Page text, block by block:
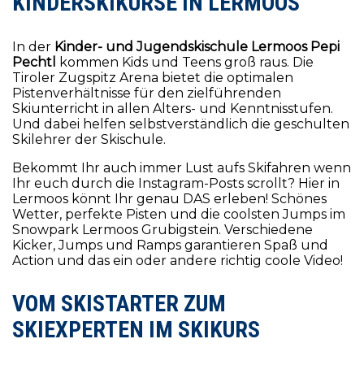
Hauptbüro Kirchplatz 3 in A-6631 Lermoos Dezember -
Montag – Freitag 08:30 - 10:30
Samstag & Sonntag 08:30-11:30|15:30-17:30
Wir freuen uns auf eine coole Zeit mit Dir!
Stay tuned onFacebook undInstagram!
Auf Wintersehen
mail@skischule-lermoos.tirol
+43 5673 2840
Mehr Erfahren
In der Kinder- und Jugendskischule Lermoos Pepi
Pechtl
kommen Kids und Teens groß raus. Die
Tiroler Zugspitz Arena bietet die optimalen
Pistenverhältnisse für den zielführenden
Skiunterricht in allen Alters- und Kenntnisstufen.
Und dabei helfen selbstverständlich die geschulten
Skilehrer der Skischule.
Bekommt Ihr auch immer Lust aufs Skifahren wenn
Ihr euch durch die Instagram-Posts scrollt? Hier in
Lermoos könnt Ihr genau DAS erleben! Schönes
Wetter, perfekte Pisten und die coolsten Jumps im
Snowpark Lermoos Grubigstein. Verschiedene
Kicker, Jumps und Ramps garantieren Spaß und
Action und das ein oder andere richtig coole Video!
VOM SKISTARTER ZUM
SKIEXPERTEN IM SKIKURS